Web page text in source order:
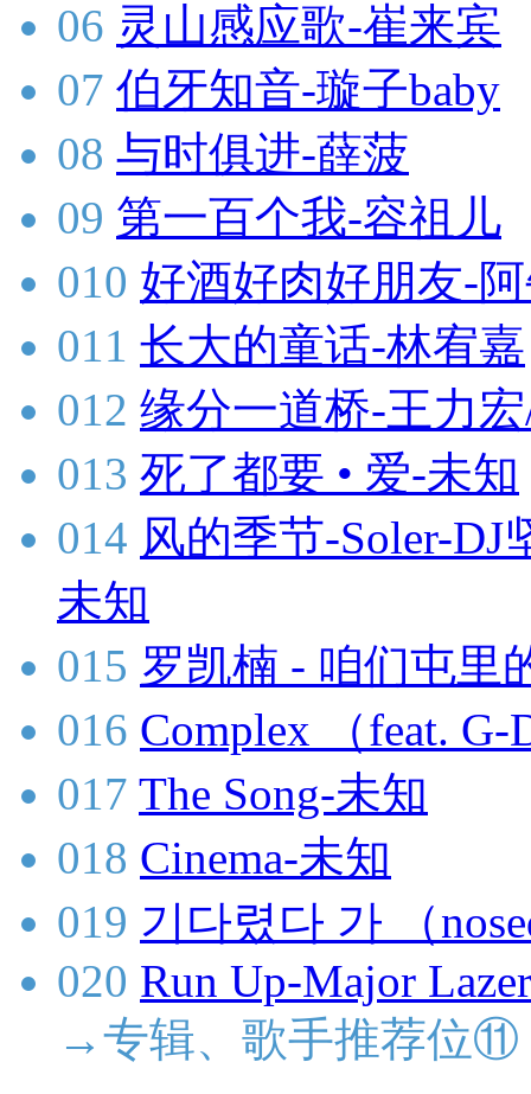
06 灵山感应歌-崔来宾
07 伯牙知音-璇子baby
08 与时俱进-薛菠
09 第一百个我-容祖儿
010 好酒好肉好朋友-
011 长大的童话-林宥嘉
012 缘分一道桥-王力
013 死了都要 • 爱-未知
014 风的季节-Soler-
未知
015 罗凯楠 - 咱们屯里
016 Complex （feat.
017 The Song-未知
018 Cinema-未知
019 기다렸다 가 （
020 Run Up-Major
→专辑、歌手推荐位⑪